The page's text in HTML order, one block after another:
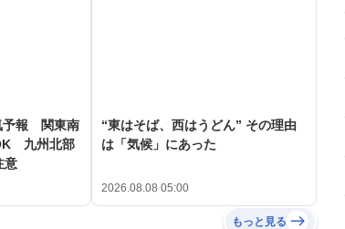
予報 関東南
九州北部
意
“東はそば、西はうどん” その理由
は「気候」にあった
2026.08.08 05:00
もっと見る